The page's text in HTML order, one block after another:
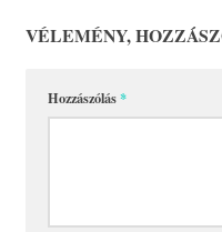
VÉLEMÉNY,
Hozzászólás*